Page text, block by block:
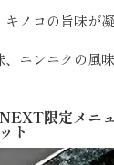
ノコの旨味が
、ニンニクの風
限定メニ
ト